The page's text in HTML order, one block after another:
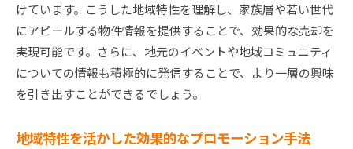
スムーズな売却を実現するための交渉術
戦略に基づく価格調整で売却を加速
寝屋川市不動産売却成功へのステップ地域特性を最
大活用
計画的なプロセスで売却成功を目指す
けています。こうした地域特性を理解し、家族層や若い世代
にアピールする物件情報を提供することで、効果的な売却を
実現可能です。さらに、地元のイベントや地域コミュニティ
についての情報も積極的に発信することで、より一層の興味
を引き出すことができるでしょう。
地域特性を活かした効果的なプロモーション手法